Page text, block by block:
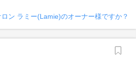
ン ラミー(Lamie)のオーナー様ですか？